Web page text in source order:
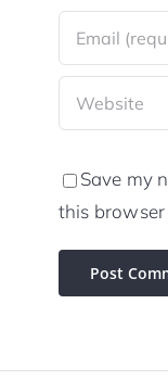
Save my
this